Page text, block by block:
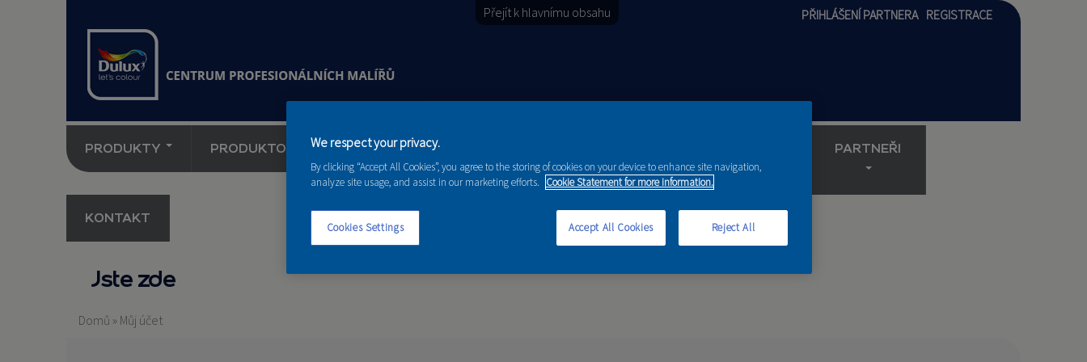
Přejít k hlavnímu obsahu PŘIHLÁŠENÍ PARTNERA REGISTRACE
PRODUKTY PRODUKTOVÉ NOVINKY PORADENSTVÍ PARTNEŘI
KONTAKT
Jste zde
Domů » Můj účet
We respect your privacy.
By clicking “Accept All Cookies”, you agree to the storing of cookies on your device to enhance site navigation,
analyze site usage, and assist in our marketing efforts. Cookie Statement for more information.
Cookies Settings Reject All
Accept All Cookies